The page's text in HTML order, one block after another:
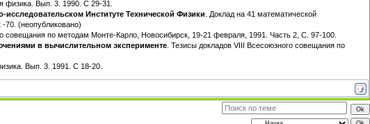
физика. Вып. 3. 1990. С 29-31.
Институте Технической Физики . Доклад на 41 математической
(неопубликовано)
совещания по методам Монте-Карло, Новосибирск, 19-21 февраля, 1991. Часть 2, С. 97-100.
в вычислительном эксперименте . Тезисы докладов VIII Всесоюзного совещания по
Вып. 3. 1991. С 18-20.